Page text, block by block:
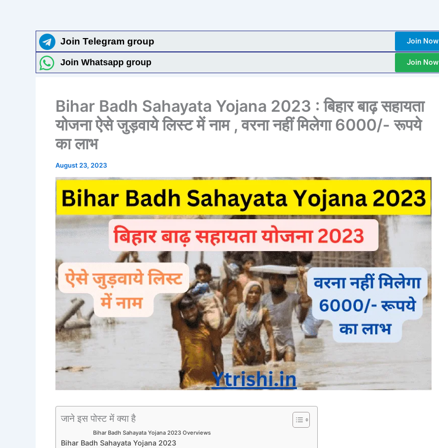
Join Telegram group Join Now
Join Whatsapp group Join Now
Bihar Badh Sahayata Yojana 2023 : बिहार बाढ़ सहायता
योजना ऐसे जुड़वाये लिस्ट में नाम , वरना नहीं मिलेगा 6000/- रूपये
का लाभ
August 23, 2023
जाने इस पोस्ट में क्या है
Bihar Badh Sahayata Yojana 2023 Overviews
Bihar Badh Sahayata Yojana 2023